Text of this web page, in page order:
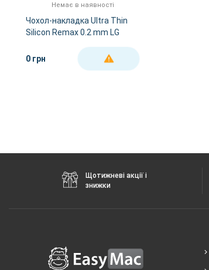
Немає в наявності
Чохол-накладка Ultra Thin
Silicon Remax 0.2 mm LG
0 грн
ДЕТАЛЬНІШЕ
Щотижневі акції і
знижки